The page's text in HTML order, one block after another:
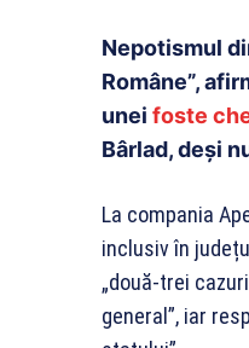
Nepotismul
Române”,
unei foste
Bârlad, deși
La compania
inclusiv în
„două-trei
general”, iar